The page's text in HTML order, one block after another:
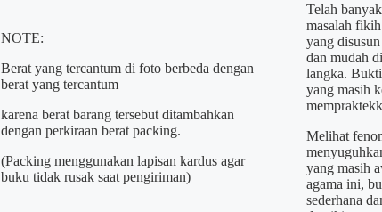
NOTE:
Berat yang tercantum di foto berbeda dengan
berat yang tercantum
karena berat barang tersebut ditambahkan
dengan perkiraan berat packing.
(Packing menggunakan lapisan kardus agar
buku tidak rusak saat pengiriman)
Telah
masalah
yang
dan mudah
langka.
yang masih
Melihat
yang masih
agama ini,
sederhana